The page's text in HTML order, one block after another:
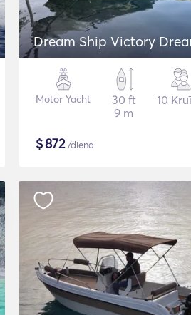
Dream Ship Victory
Motor Yacht
30 ft
9 m
10
$872/diena